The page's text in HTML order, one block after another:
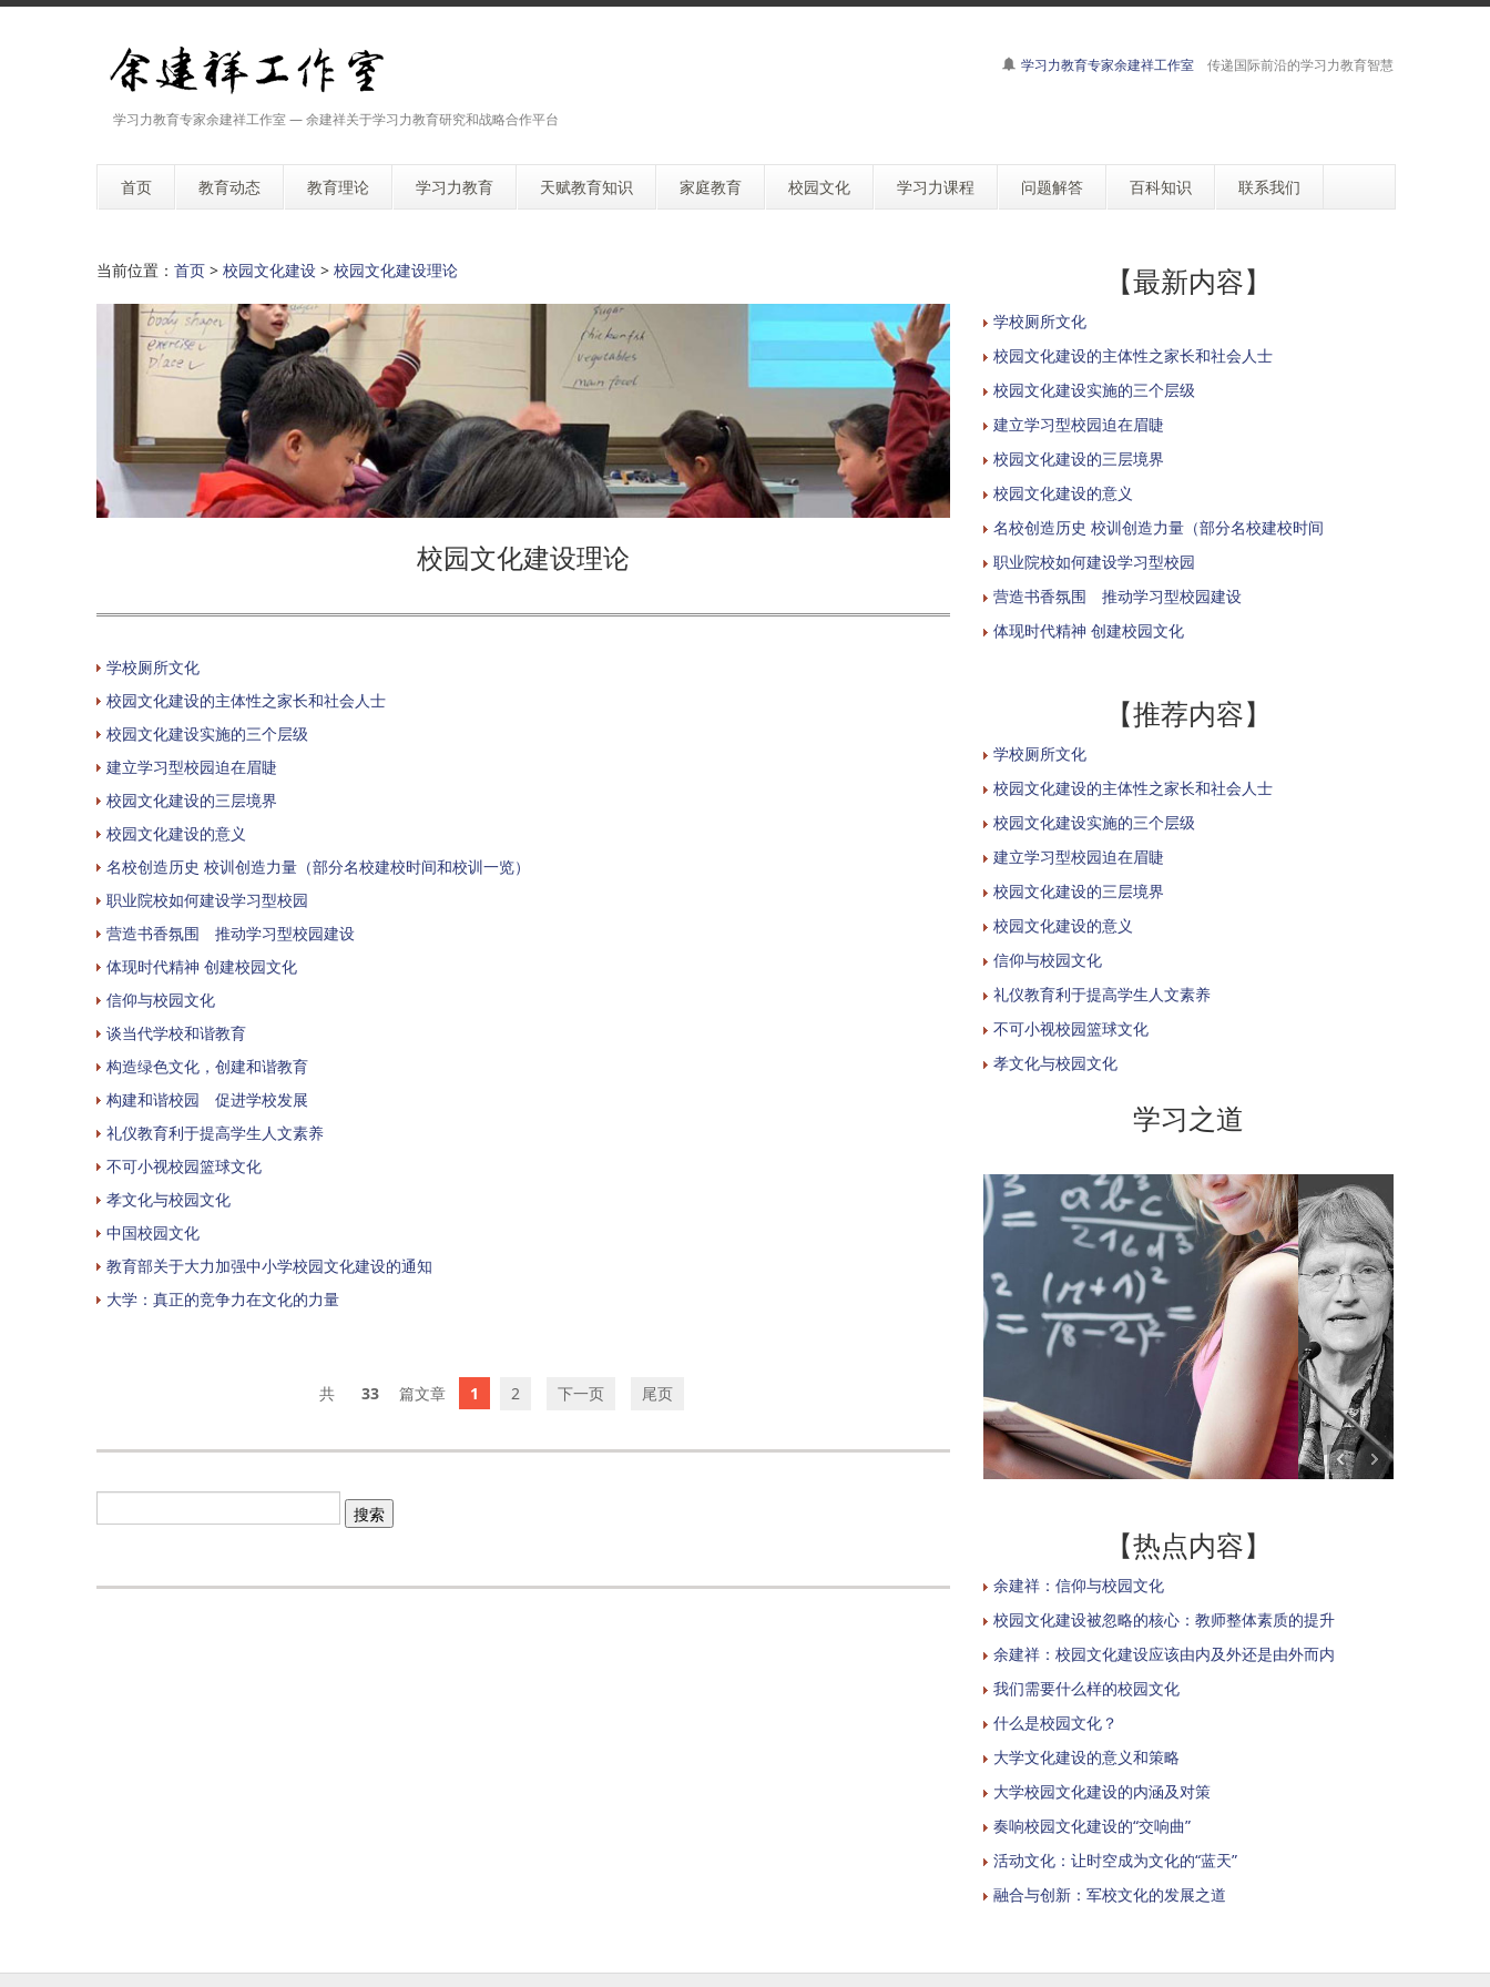
学习力教育专家余建祥工作室 — 余建祥关于学习力教育研究和战略合作平台
学习力教育专家余建祥工作室 传递国际前沿的学习力教育智慧
首页 教育动态 教育理论 学习力教育 天赋教育知识 家庭教育 校园文化 学习力课程 问题解答 百科知识 联系我们
当前位置： 首页 > 校园文化建设 > 校园文化建设理论
校园文化建设理论
学校厕所文化
校园文化建设的主体性之家长和社会人士
校园文化建设实施的三个层级
建立学习型校园迫在眉睫
校园文化建设的三层境界
校园文化建设的意义
名校创造历史 校训创造力量（部分名校建校时间和校训一览）
职业院校如何建设学习型校园
营造书香氛围 推动学习型校园建设
体现时代精神 创建校园文化
信仰与校园文化
谈当代学校和谐教育
构造绿色文化，创建和谐教育
构建和谐校园 促进学校发展
礼仪教育利于提高学生人文素养
不可小视校园篮球文化
孝文化与校园文化
中国校园文化
教育部关于大力加强中小学校园文化建设的通知
大学：真正的竞争力在文化的力量
33 1 2 下一页 尾页
【最新内容】
学校厕所文化
校园文化建设的主体性之家长和社会人士
校园文化建设实施的三个层级
建立学习型校园迫在眉睫
校园文化建设的三层境界
校园文化建设的意义
名校创造历史 校训创造力量（部分名校建校时间
职业院校如何建设学习型校园
营造书香氛围 推动学习型校园建设
体现时代精神 创建校园文化
【推荐内容】
学校厕所文化
校园文化建设的主体性之家长和社会人士
校园文化建设实施的三个层级
建立学习型校园迫在眉睫
校园文化建设的三层境界
校园文化建设的意义
信仰与校园文化
礼仪教育利于提高学生人文素养
不可小视校园篮球文化
孝文化与校园文化
学习之道
【热点内容】
余建祥：信仰与校园文化
校园文化建设被忽略的核心：教师整体素质的提升
余建祥：校园文化建设应该由内及外还是由外而内
我们需要什么样的校园文化
什么是校园文化？
大学文化建设的意义和策略
大学校园文化建设的内涵及对策
奏响校园文化建设的“交响曲”
活动文化：让时空成为文化的“蓝天”
融合与创新：军校文化的发展之道